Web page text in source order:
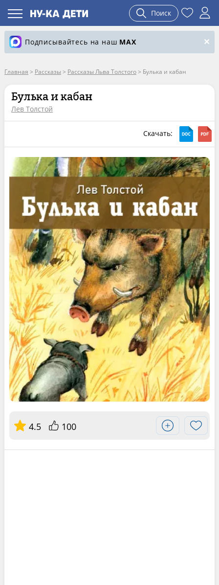
Поиск
Подписывайтесь на наш MAX
Главная > Рассказы > Рассказы Льва Толстого> Булька и кабан
Булька и кабан
Лев Толстой
Скачать:
4.5 100